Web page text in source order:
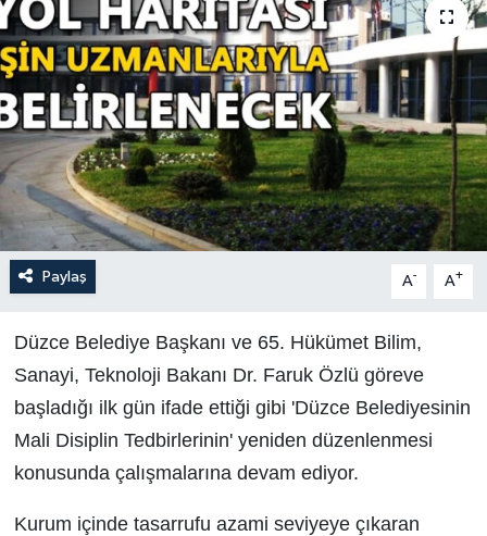
Paylaş A- A+
Düzce Belediye Başkanı ve 65. Hükümet Bilim,
Sanayi, Teknoloji Bakanı Dr. Faruk Özlü göreve
başladığı ilk gün ifade ettiği gibi 'Düzce Belediyesinin
Mali Disiplin Tedbirlerinin' yeniden düzenlenmesi
konusunda çalışmalarına devam ediyor.
Kurum içinde tasarrufu azami seviyeye çıkaran